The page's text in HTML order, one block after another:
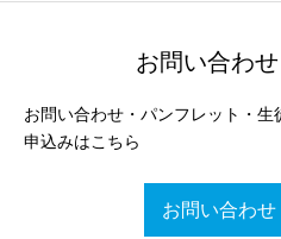
お問い合わ
お問い合わせ・パンフレット・
申込みはこちら
お問い合わ